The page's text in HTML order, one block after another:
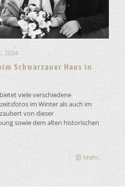
2024
Schwarzauer Haus in
viele verschiedene
im Winter als auch im
von dieser
sowie dem alten historischen
Mehr..